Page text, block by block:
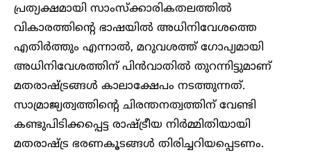
പ്രത്യക്ഷമായി സാംസ്ക്കാരികതലത്തിൽ
വികാരത്തിന്റെ ഭാഷയിൽ അധിനിവേശത്തെ
എതിർത്തും എന്നാൽ, മറുവശത്ത് ഗോപ്യമായി
അധിനിവേശത്തിന് പിൻവാതിൽ തുറന്നിട്ടുമാണ്
മതരാഷ്ട്രങ്ങൾ കാലാക്ഷേപം നടത്തുന്നത്.
സാമ്രാജ്യത്വത്തിന്റെ ചിരന്തനത്വത്തിന് വേണ്ടി
കണ്ടുപിടിക്കപ്പെട്ട രാഷ്ട്രീയ നിർമ്മിതിയായി
മതരാഷ്ട്ര ഭരണകൂടങ്ങൾ തിരിച്ചറിയപ്പെടണം.